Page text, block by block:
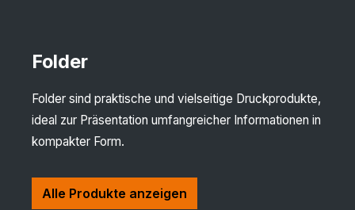
Folder
Folder sind praktische und vielseitige Druckprodukte,
ideal zur Präsentation umfangreicher Informationen in
kompakter Form.
Alle Produkte anzeigen